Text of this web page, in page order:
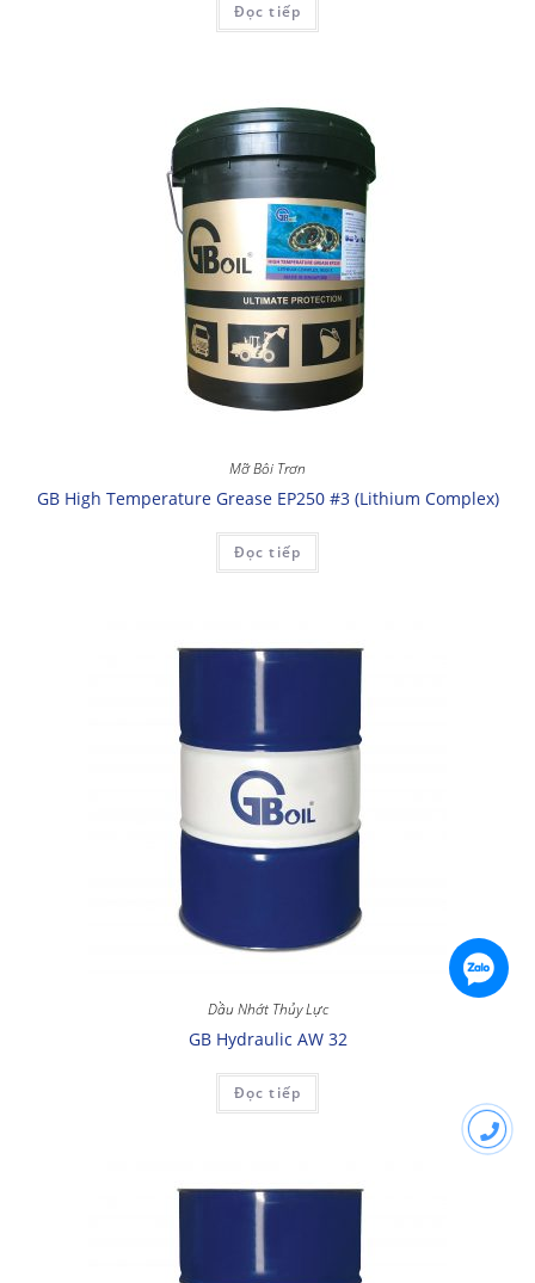
Đọc tiếp
Mỡ Bôi Trơn
GB High Temperature Grease EP250 #3 (Lithium Complex)
Đọc tiếp
Dầu Nhớt Thủy Lực
GB Hydraulic AW 32
Đọc tiếp